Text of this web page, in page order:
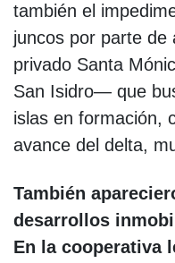
también el
juncos por parte
privado Santa
San Isidro— que
islas en formación,
avance del delta,
También
desarrollos
En la cooperativa